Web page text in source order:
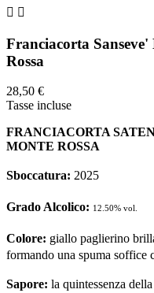
 
Franciacorta
Rossa
28,50 €
Tasse incluse
FRANCIACORTA
MONTE ROSSA
Sboccatura: 2025
Grado Alcolico: 12.50% vol.
Colore: giallo paglierino
formando una spuma soffice
Sapore: la quintessenza